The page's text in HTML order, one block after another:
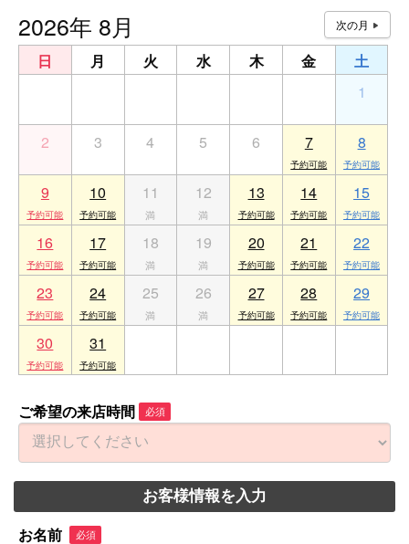
2026年 8月
日 月 火 水 木 金
土
1
2 3 4 5 6 7 8
9 10 11 12 13 14 15
16 17 18 19 20 21 22
23 24 25 26 27 28 29
30 31
ご希望の来店時間 必須
お客様情報を入力
お名前 必須